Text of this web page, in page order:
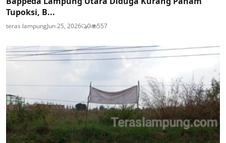
Tupoksi, B...
teras lampungJun 25, 2026 0 557